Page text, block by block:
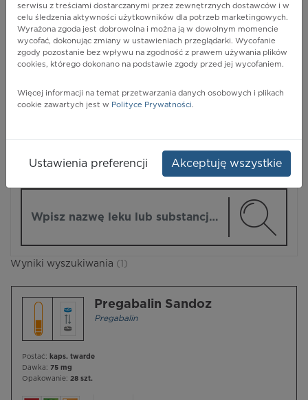
POKAŻ FILTRY
Pharmindex
Wyniki wyszukiwania (1)
Pregabalin Sandoz
Pregabalin
Postać: kaps. twarde
Dawka: 75 mg
Opakowanie: 28 szt.
serwisu z treściami dostarczanymi przez zewnętrznych dostawców i w
celu śledzenia aktywności użytkowników dla potrzeb marketingowych.
Wyrażona zgoda jest dobrowolna i można ją w dowolnym momencie
wycofać, dokonując zmiany w ustawieniach przeglądarki. Wycofanie
zgody pozostanie bez wpływu na zgodność z prawem używania plików
cookies, którego dokonano na podstawie zgody przed jej wycofaniem.
Więcej informacji na temat przetwarzania danych osobowych i plikach
cookie zawartych jest w Polityce Prywatności.
Ustawienia preferencji Akceptuję wszystkie